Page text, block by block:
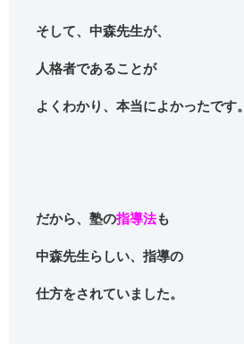
そして、中森先生が、
人格者であることが
よくわかり、本当によかったです。
だから、塾の指導法も
中森先生らしい、 指導の
仕方をされていました。